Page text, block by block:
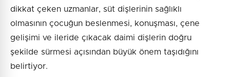
dikkat çeken uzmanlar, süt dişlerinin sağlıklı
olmasının çocuğun beslenmesi, konuşması, çene
gelişimi ve ileride çıkacak daimi dişlerin doğru
şekilde sürmesi açısından büyük önem taşıdığını
belirtiyor.